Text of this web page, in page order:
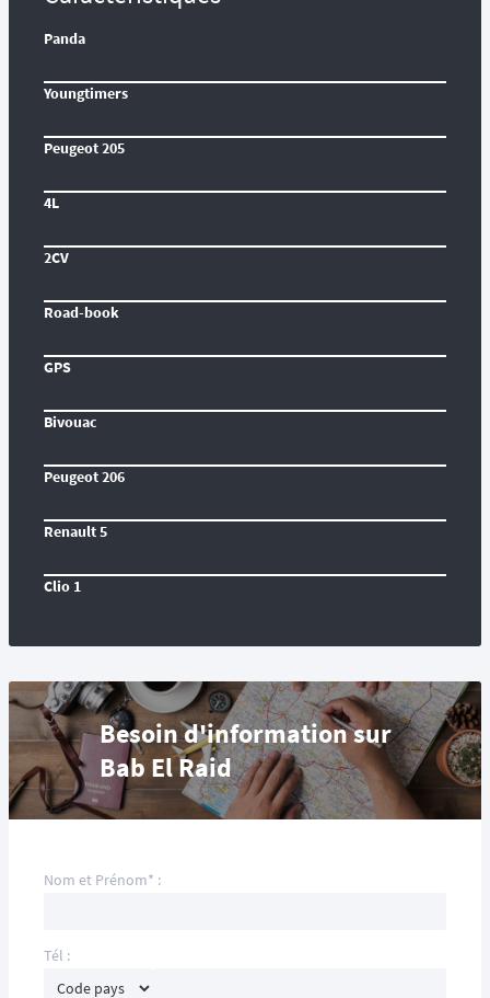
Panda
Youngtimers
Peugeot 205
4L
2CV
Road-book
GPS
Bivouac
Peugeot 206
Renault 5
Clio 1
Besoin d'information sur
Bab El Raid
Nom et Prénom* :
Tél :